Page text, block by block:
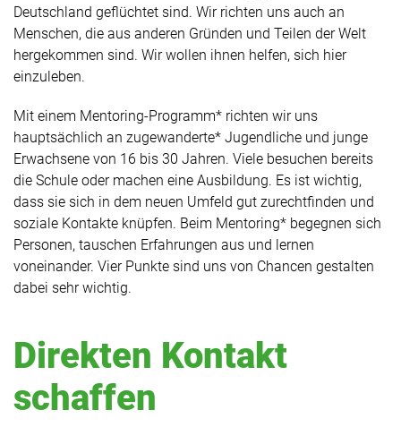
Deutschland geflüchtet sind. Wir richten uns auch an
Menschen, die aus anderen Gründen und Teilen der Welt
hergekommen sind. Wir wollen ihnen helfen, sich hier
einzuleben.
Mit einem Mentoring-Programm* richten wir uns
hauptsächlich an zugewanderte* Jugendliche und junge
Erwachsene von 16 bis 30 Jahren. Viele besuchen bereits
die Schule oder machen eine Ausbildung. Es ist wichtig,
dass sie sich in dem neuen Umfeld gut zurechtfinden und
soziale Kontakte knüpfen. Beim Mentoring* begegnen sich
Personen, tauschen Erfahrungen aus und lernen
voneinander. Vier Punkte sind uns von Chancen gestalten
dabei sehr wichtig.
Direkten Kontakt
schaffen